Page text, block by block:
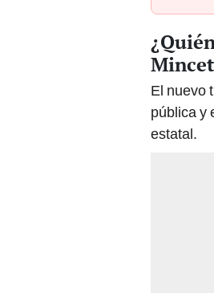
El nuevo
pública y
estatal.